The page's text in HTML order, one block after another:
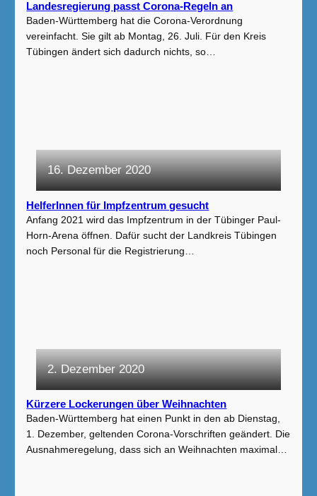
Landesregierung passt Corona-Regeln an
Baden-Württemberg hat die Corona-Verordnung
vereinfacht. Sie gilt ab Montag, 26. Juli. Für den Kreis
Tübingen ändert sich dadurch nichts, so…
16. Dezember 2020
HelferInnen für Impfzentrum gesucht
Anfang 2021 wird das Impfzentrum in der Tübinger Paul-
Horn-Arena öffnen. Dafür sucht der Landkreis Tübingen
noch Personal für die Registrierung…
2. Dezember 2020
Kürzere Lockerungen über Weihnachten
Baden-Württemberg hat einen Punkt in den ab Dienstag,
1. Dezember, geltenden Corona-Vorschriften geändert. Die
Ausnahmeregelung, dass sich an Weihnachten maximal…